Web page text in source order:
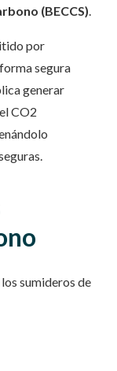
(BECCS).
por
segura
generar
CO2
sumideros de